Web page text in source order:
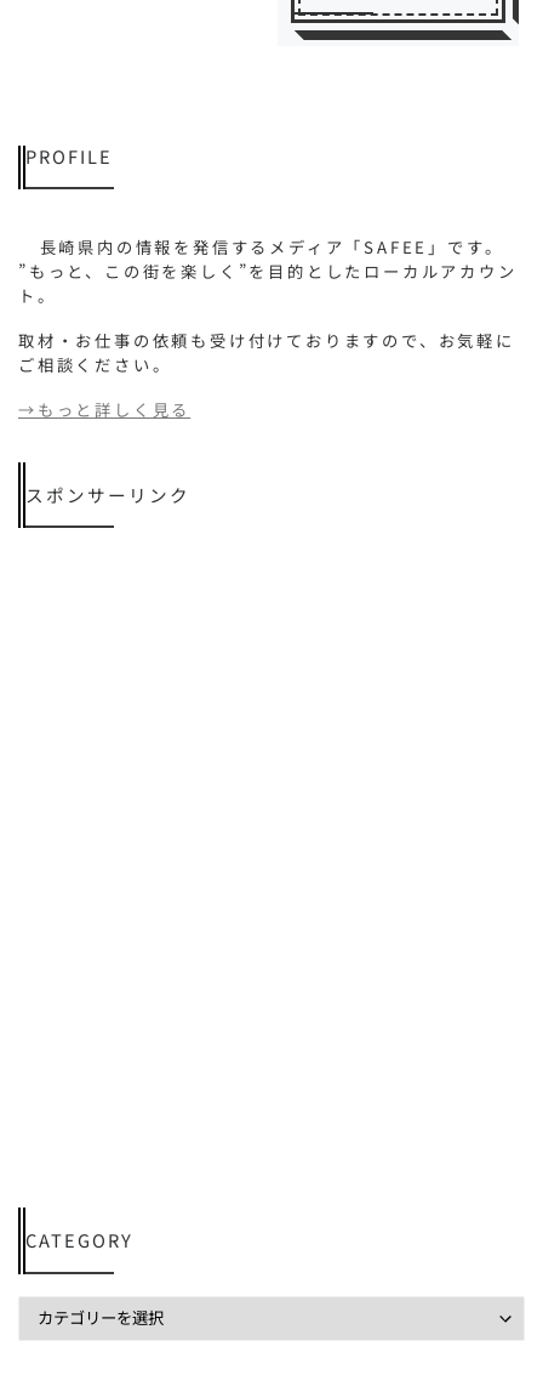
PROFILE
長崎県内の情報を発信するメディア「SAFEE」です。
”もっと、この街を楽しく”を目的としたローカルアカウン
ト。
取材・お仕事の依頼も受け付けておりますので、お気軽に
ご相談ください。
→もっと詳しく見る
スポンサーリンク
CATEGORY